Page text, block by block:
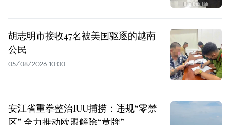
胡志明市接收47名被美国驱逐的越南
公民
05/08/2026 10:00
安江省重拳整治IUU捕捞：违规“零禁
区” 全力推动欧盟解除“黄牌”